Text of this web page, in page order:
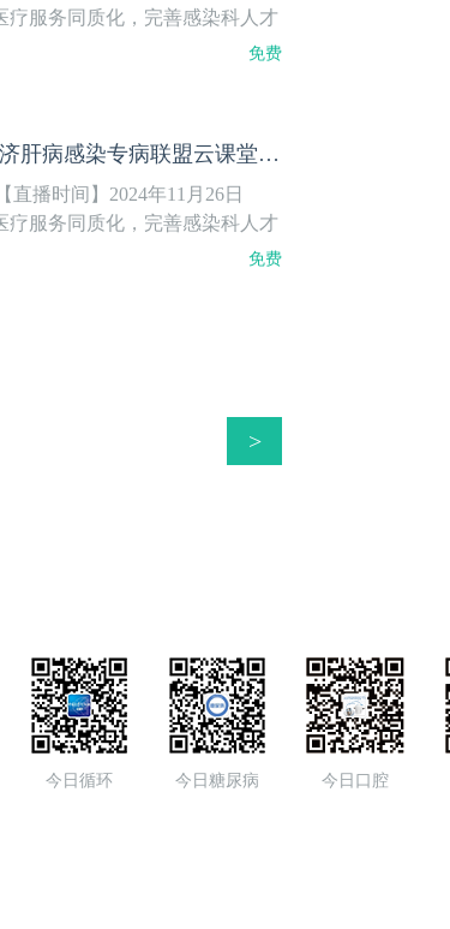
疗服务同质化，完善感染科人才
染科牵头成立的病毒性肝炎临床
免费
风正一帆悬——重症结核诊疗新进展【同济肝病感染专病联盟云课堂第三季第11期】
播时间】2024年11月26日
疗服务同质化，完善感染科人才
染科牵头成立的病毒性肝炎临床
免费
>
今日循环 今日糖尿病 今日口腔